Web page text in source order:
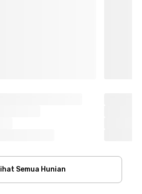
Semua Hunian